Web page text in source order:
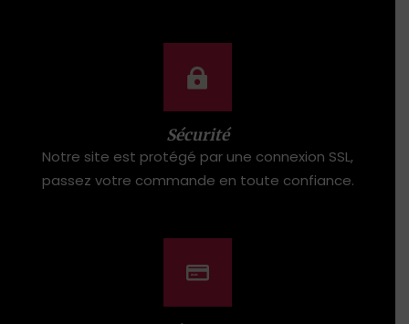
Sécurité
Notre site est protégé par une connexion SSL,
passez votre commande en toute confiance.